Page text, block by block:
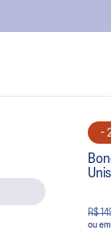
-
R$
ou